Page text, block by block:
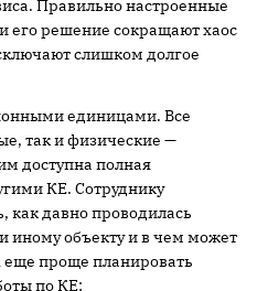
Правильно настроенные
его решение сокращают хаос
слишком долгое
единицами. Все
так и физические —
доступна полная
КЕ. Сотруднику
как давно проводилась
иному объекту и в чем может
проще планировать
по КЕ;